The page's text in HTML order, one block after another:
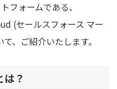
フォームである、
(セールスフォース マー
、ご紹介いたします。
？